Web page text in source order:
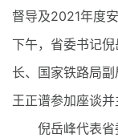
督导及2021年度
下午，省委书记
长、国家铁路局
王正谱参加座谈并
倪岳峰代表省